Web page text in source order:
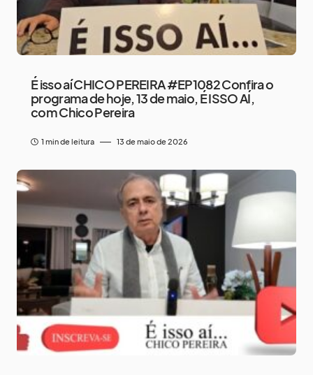
É isso aí CHICO PEREIRA #EP1082 Confira o
programa de hoje, 13 de maio, É ISSO AÍ,
com Chico Pereira
1 min de leitura 13 de maio de 2026